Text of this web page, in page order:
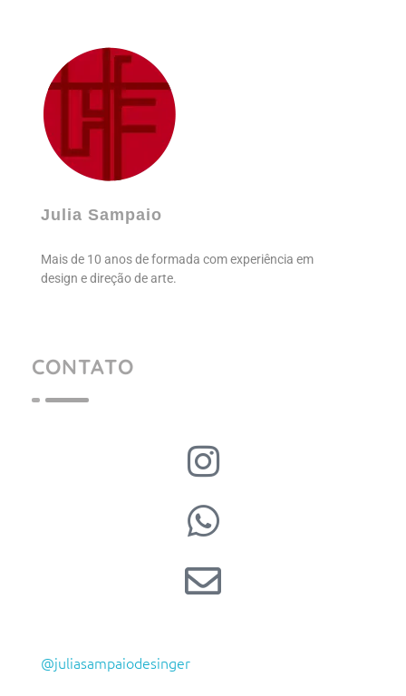
Julia Sampaio
Mais de 10 anos de formada com experiência em
design e direção de arte.
CONTATO
@juliasampaiodesinger